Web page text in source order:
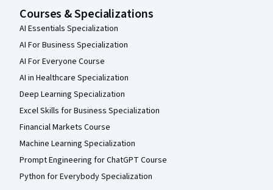
Courses & Specializations
AI Essentials Specialization
AI For Business Specialization
AI For Everyone Course
AI in Healthcare Specialization
Deep Learning Specialization
Excel Skills for Business Specialization
Financial Markets Course
Machine Learning Specialization
Prompt Engineering for ChatGPT Course
Python for Everybody Specialization